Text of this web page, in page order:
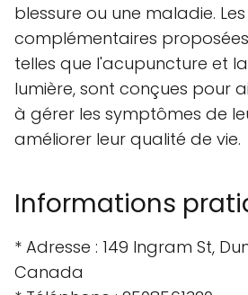
blessure ou une maladie.
complémentaires
telles que l'acupuncture et
lumière, sont conçues pour
à gérer les symptômes de
améliorer leur qualité de vie.
Informations
* Adresse : 149 Ingram St,
Canada